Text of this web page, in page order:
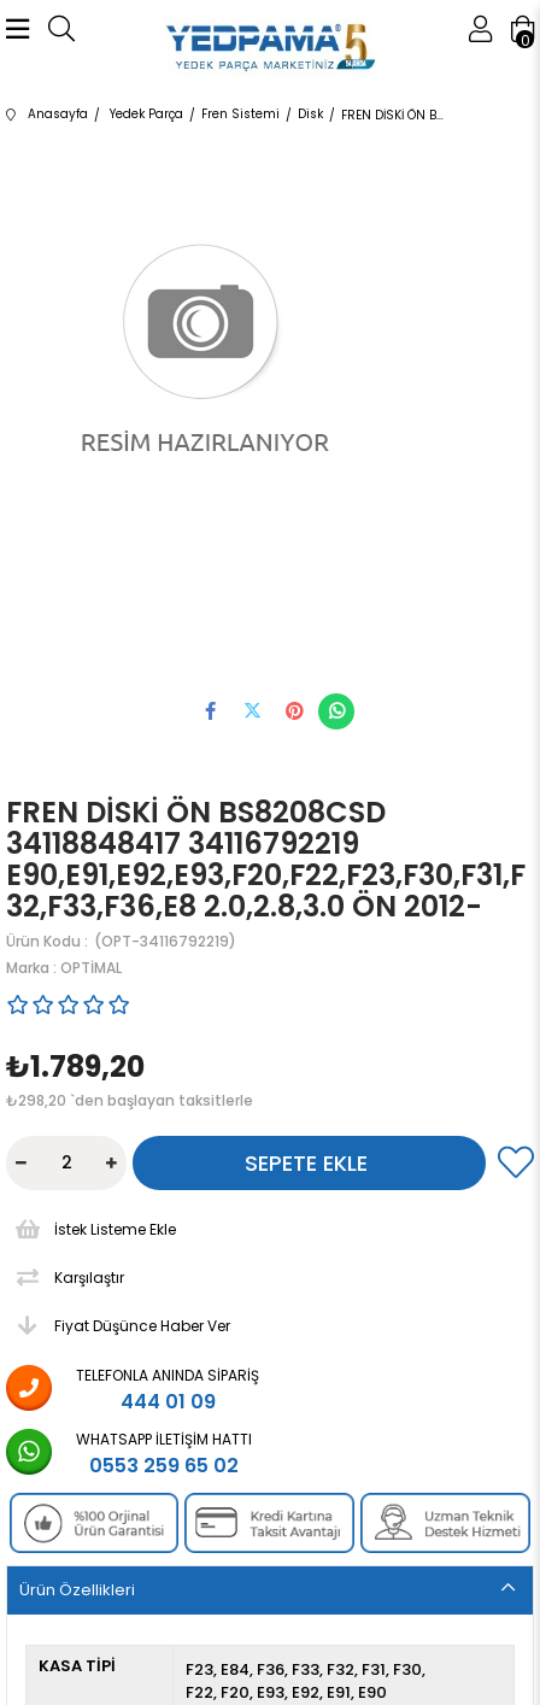
0
Anasayfa Yedek Parça Fren Sistemi Disk FREN DİSKİ ÖN BS8208CSD 34118848417 34116792219 E90,E91,E92,E93,F20,F22,F23,F30,F31,F32,F33,F36,E8 2.0,2.8,3.0 ÖN 2012-
FREN DİSKİ ÖN BS8208CSD
34118848417 34116792219
E90,E91,E92,E93,F20,F22,F23,F30,F31,F
32,F33,F36,E8 2.0,2.8,3.0 ÖN 2012-
(OPT-34116792219)
Marka : OPTİMAL
₺1.789,20
₺298,20 `den başlayan taksitlerle
İstek Listeme Ekle
Karşılaştır
Fiyat Düşünce Haber Ver
TELEFONLA ANINDA SIPARIŞ
444 01 09
WHATSAPP İLETIŞIM HATTI
0553 259 65 02
Ürün Özellikleri
KASA TİPİ F23 E84 F36 F33 F32 F31 F30
F22 F20 E93 E92 E91 E90